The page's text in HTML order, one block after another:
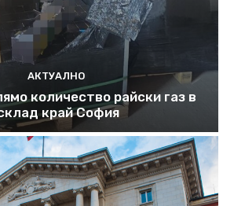
АКТУАЛНО
количество райски газ в
край София